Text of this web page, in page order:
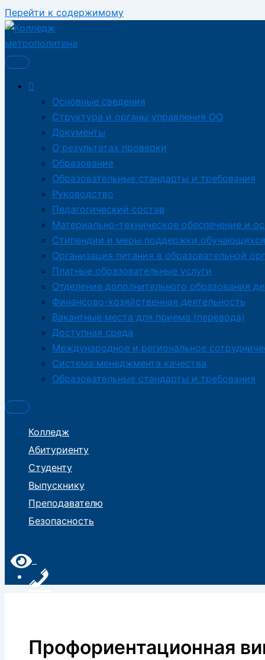
Перейти к содержимому
Основные сведения
Структура и органы управления ОО
Документы
О результатах проверки
Образование
Образовательные стандарты и требования
Руководство
Педагогический состав
Материально-техническое обеспечение и
Стипендии и меры поддержки обучающихся
Организация питания в образовательной
Платные образовательные услуги
Отделение дополнительного образования
Финансово-хозяйственная деятельность
Вакантные места для приема (перевода)
Доступная среда
Международное и региональное
Система менеджмента качества
Образовательные стандарты и требования
Колледж
Абитуриенту
Студенту
Выпускнику
Преподавателю
Безопасность
Профориентационная